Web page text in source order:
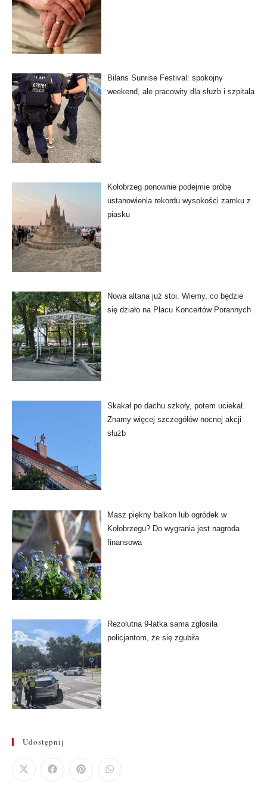
Bilans Sunrise Festival: spokojny
weekend, ale pracowity dla służb i szpitala
Kołobrzeg ponownie podejmie próbę
ustanowienia rekordu wysokości zamku z
piasku
Nowa altana już stoi. Wiemy, co będzie
się działo na Placu Koncertów Porannych
Skakał po dachu szkoły, potem uciekał.
Znamy więcej szczegółów nocnej akcji
służb
Masz piękny balkon lub ogródek w
Kołobrzegu? Do wygrania jest nagroda
finansowa
Rezolutna 9-latka sama zgłosiła
policjantom, że się zgubiła
Udostępnij